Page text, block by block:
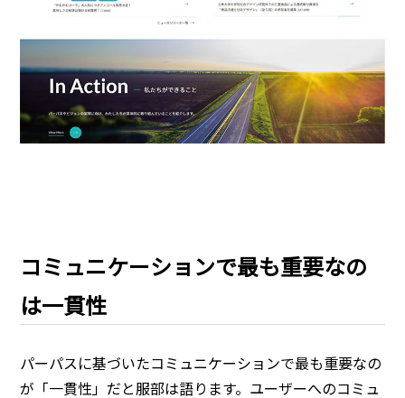
コミュニケーションで最も重要なの
は一貫性
パーパスに基づいたコミュニケーションで最も重要なの
が「一貫性」だと服部は語ります。ユーザーへのコミュ